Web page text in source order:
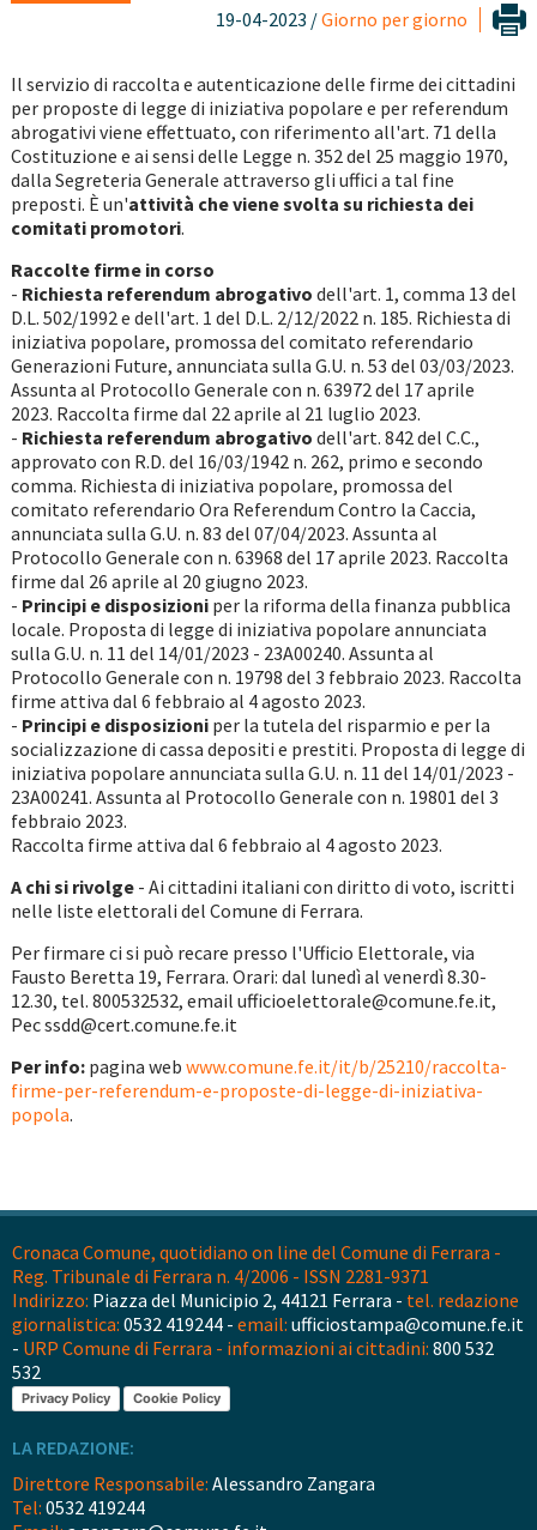
19-04-2023 /Giorno per giorno
Il servizio di raccolta e autenticazione delle firme dei cittadini
per proposte di legge di iniziativa popolare e per referendum
abrogativi viene effettuato, con riferimento all'art. 71 della
Costituzione e ai sensi delle Legge n. 352 del 25 maggio 1970,
dalla Segreteria Generale attraverso gli uffici a tal fine
preposti. È un'attività che viene svolta su richiesta dei
comitati promotori.
Raccolte firme in corso
- Richiesta referendum abrogativo dell'art. 1, comma 13 del
D.L. 502/1992 e dell'art. 1 del D.L. 2/12/2022 n. 185. Richiesta di
iniziativa popolare, promossa del comitato referendario
Generazioni Future, annunciata sulla G.U. n. 53 del 03/03/2023.
Assunta al Protocollo Generale con n. 63972 del 17 aprile
2023. Raccolta firme dal 22 aprile al 21 luglio 2023.
- Richiesta referendum abrogativo dell'art. 842 del C.C.,
approvato con R.D. del 16/03/1942 n. 262, primo e secondo
comma. Richiesta di iniziativa popolare, promossa del
comitato referendario Ora Referendum Contro la Caccia,
annunciata sulla G.U. n. 83 del 07/04/2023. Assunta al
Protocollo Generale con n. 63968 del 17 aprile 2023. Raccolta
firme dal 26 aprile al 20 giugno 2023.
- Principi e disposizioniper la riforma della finanza pubblica
locale. Proposta di legge di iniziativa popolare annunciata
sulla G.U. n. 11 del 14/01/2023 - 23A00240. Assunta al
Protocollo Generale con n. 19798 del 3 febbraio 2023. Raccolta
firme attiva dal 6 febbraio al 4 agosto 2023.
- Principi e disposizioniper la tutela del risparmio e per la
socializzazione di cassa depositi e prestiti. Proposta di legge di
iniziativa popolare annunciata sulla G.U. n. 11 del 14/01/2023 -
23A00241. Assunta al Protocollo Generale con n. 19801 del 3
febbraio 2023.
Raccolta firme attiva dal 6 febbraio al 4 agosto 2023.
A chi si rivolge- Ai cittadini italiani con diritto di voto, iscritti
nelle liste elettorali del Comune di Ferrara.
Per firmare ci si può recare presso l'Ufficio Elettorale, via
Fausto Beretta 19, Ferrara. Orari: dal lunedì al venerdì 8.30-
12.30, tel. 800532532, email ufficioelettorale@comune.fe.it,
Pec ssdd@cert.comune.fe.it
Per info:pagina web www.comune.fe.it/it/b/25210/raccolta-
firme-per-referendum-e-proposte-di-legge-di-iniziativa-
popola.
Cronaca Comune, quotidiano on line del Comune di Ferrara -
Reg. Tribunale di Ferrara n. 4/2006 - ISSN 2281-9371
Indirizzo: Piazza del Municipio 2, 44121 Ferrara - tel. redazione
giornalistica: 0532 419244 - email: ufficiostampa@comune.fe.it
- URP Comune di Ferrara - informazioni ai cittadini: 800 532
532
Privacy Policy Cookie Policy
LA REDAZIONE:
Direttore Responsabile: Alessandro Zangara
Tel: 0532 419244